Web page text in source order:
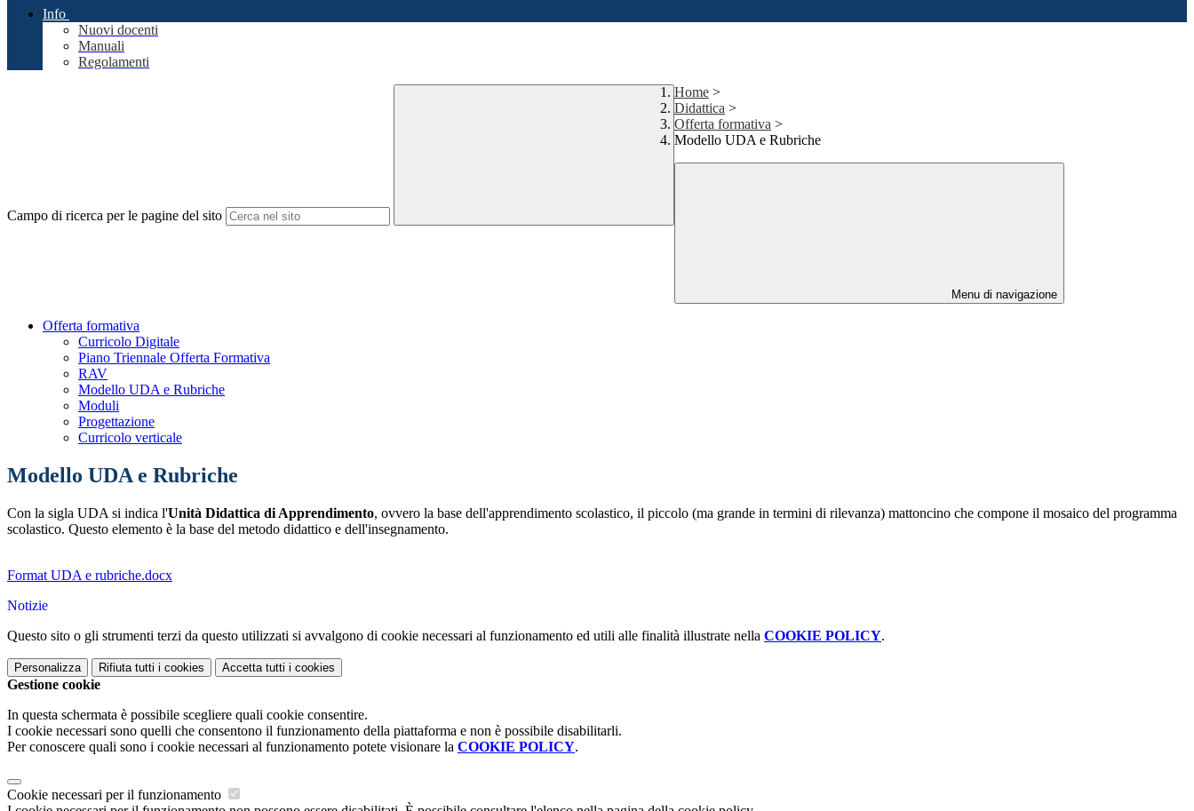
Info
Nuovi docenti
Manuali
Regolamenti
Campo di ricerca per le pagine del sito
Home >
Didattica >
Offerta formativa >
Modello UDA e Rubriche
Menu di navigazione
Offerta formativa
Curricolo Digitale
Piano Triennale Offerta Formativa
RAV
Modello UDA e Rubriche
Moduli
Progettazione
Curricolo verticale
Modello UDA e Rubriche
Con la sigla UDA si indica l'Unità Didattica di Apprendimento, ovvero la base dell'apprendimento scolastico, il piccolo (ma grande in termini di rilevanza) mattoncino che compone il mosaico del programma
scolastico. Questo elemento è la base del metodo didattico e dell'insegnamento.
Format UDA e rubriche.docx
Notizie
Questo sito o gli strumenti terzi da questo utilizzati si avvalgono di cookie necessari al funzionamento ed utili alle finalità illustrate nella COOKIE POLICY.
Personalizza Rifiuta tutti i cookies Accetta tutti i cookies
Gestione cookie
In questa schermata è possibile scegliere quali cookie consentire.
I cookie necessari sono quelli che consentono il funzionamento della piattaforma e non è possibile disabilitarli.
Per conoscere quali sono i cookie necessari al funzionamento potete visionare la COOKIE POLICY.
Cookie necessari per il funzionamento